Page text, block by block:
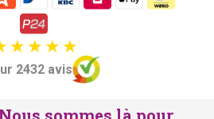
2432 avis